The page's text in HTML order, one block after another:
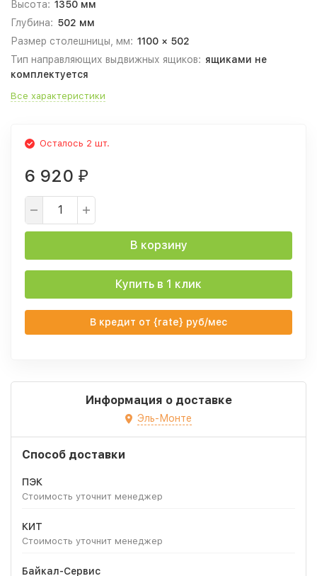
Высота: 1350 мм
Глубина: 502 мм
Размер столешницы, мм: 1100 × 502
Тип направляющих выдвижных ящиков: ящиками не
комплектуется
Все характеристики
Осталось 2 шт.
6 920 ₽
В корзину
Купить в 1 клик
В кредит от {rate} руб/мес
Информация о доставке
Эль-Монте
Способ доставки
ПЭК
Стоимость уточнит менеджер
КИТ
Стоимость уточнит менеджер
Байкал-Сервис